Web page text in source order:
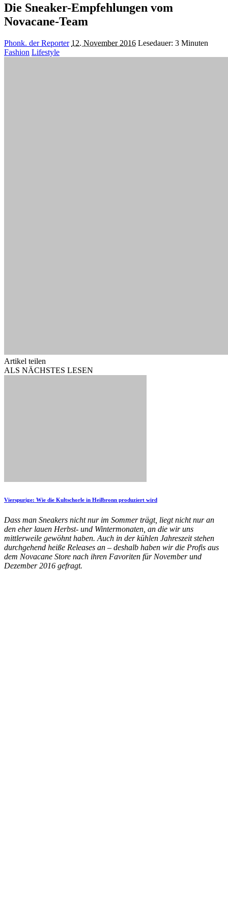
Die Sneaker-Empfehlungen vom
Novacane-Team
Posted
by
Phonk. der Reporter 12. November 2016 Lesedauer: 3 Minuten
Fashion Lifestyle
Artikel teilen
ALS NÄCHSTES LESEN
Vierspurige: Wie die Kultschorle in Heilbronn produziert wird
Dass man Sneakers nicht nur im Sommer trägt, liegt nicht nur an
den eher lauen Herbst- und Wintermonaten, an die wir uns
mittlerweile gewöhnt haben. Auch in der kühlen Jahreszeit stehen
durchgehend heiße Releases an – deshalb haben wir die Profis aus
dem Novacane Store nach ihren Favoriten für November und
Dezember 2016 gefragt.